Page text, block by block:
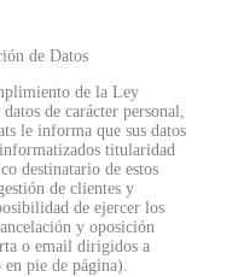
de Datos
de la Ley
de carácter personal,
le informa que sus datos
titularidad
destinatario de estos
de clientes y
de ejercer los
y oposición
o email dirigidos a
pie de página).